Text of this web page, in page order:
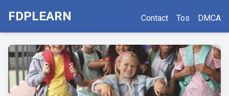
FDPLEARN Contact Tos DMCA